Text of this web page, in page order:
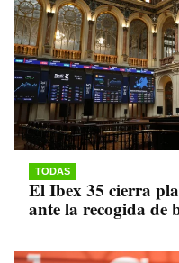
TODAS
El Ibex 35 cierra
ante la recogida de